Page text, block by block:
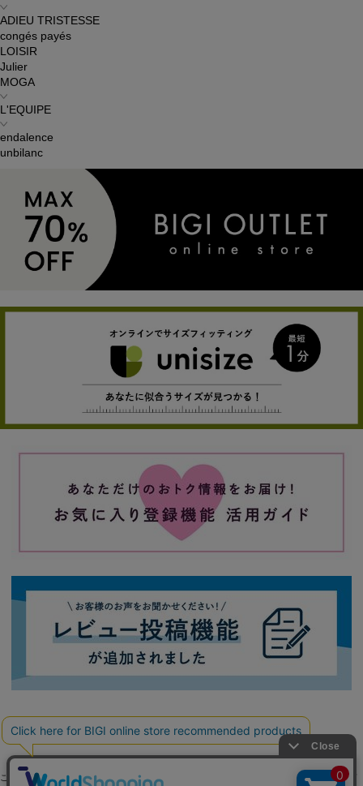
ADIEU TRISTESSE
congés payés
LOISIR
Julier
MOGA
L'EQUIPE
endalence
unbilanc
ご利用ガイド よくある質問 お問い合わせ 会社概要 個人情報保護方針
特定商